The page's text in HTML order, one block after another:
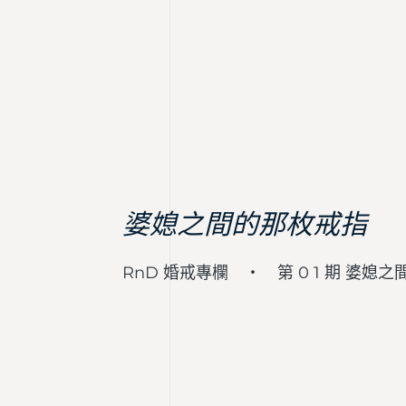
婆媳之間的那枚戒指
RnD 婚戒專欄 ・ 第 0 1 期 婆媳之